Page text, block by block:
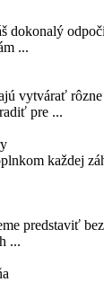
dokonalý
...
vytvárať
pre ...
každej
predstaviť
...